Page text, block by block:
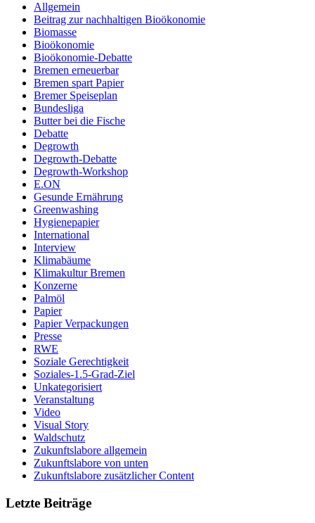
Allgemein
Beitrag zur nachhaltigen Bioökonomie
Biomasse
Bioökonomie
Bioökonomie-Debatte
Bremen erneuerbar
Bremen spart Papier
Bremer Speiseplan
Bundesliga
Butter bei die Fische
Debatte
Degrowth
Degrowth-Debatte
Degrowth-Workshop
E.ON
Gesunde Ernährung
Greenwashing
Hygienepapier
International
Interview
Klimabäume
Klimakultur Bremen
Konzerne
Palmöl
Papier
Papier Verpackungen
Presse
RWE
Soziale Gerechtigkeit
Soziales-1.5-Grad-Ziel
Unkategorisiert
Veranstaltung
Video
Visual Story
Waldschutz
Zukunftslabore allgemein
Zukunftslabore von unten
Zukunftslabore zusätzlicher Content
Letzte Beiträge